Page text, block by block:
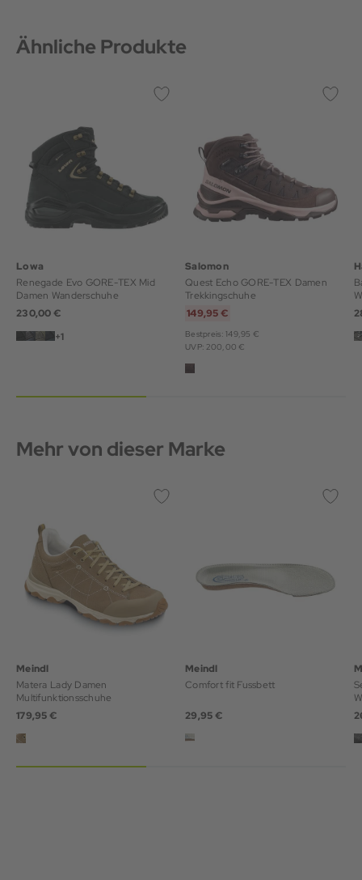
Ähnliche Produkte
Lowa
Renegade Evo GORE-TEX Mid
Damen Wanderschuhe
230,00 €
+1
Salomon
Quest Echo GORE-TEX Damen
Trekkingschuhe
149,95 €
Bestpreis: 149,95 €
UVP: 200,00 €
Mehr von dieser Marke
Meindl
Matera Lady Damen
Multifunktionsschuhe
179,95 €
Meindl
Comfort fit Fussbett
29,95 €